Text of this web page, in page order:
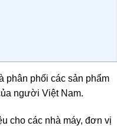
phân phối các sản phẩm
người Việt Nam.
cho các nhà máy, đơn vị